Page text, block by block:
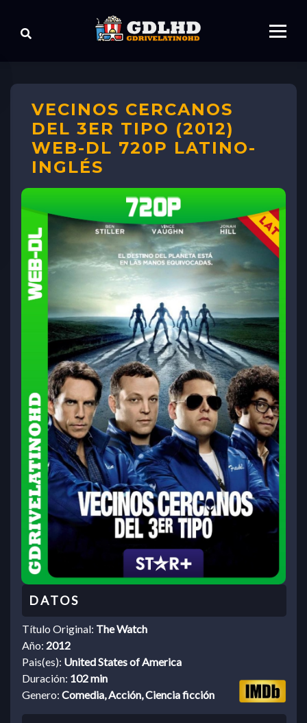
VECINOS CERCANOS
DEL 3ER TIPO (2012)
WEB-DL 720P LATINO-
INGLÉS
Título Original: The Watch
Año: 2012
Pais(es): United States of America
Duración: 102 min
Genero: Comedia, Acción, Ciencia ficción